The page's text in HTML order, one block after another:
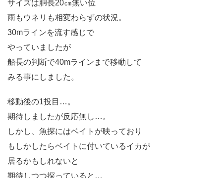
サイズは胴長20㎝無い位
雨もウネリも相変わらずの状況。
30mラインを流す感じで
やっていましたが
船長の判断で40mラインまで移動して
みる事にしました。
移動後の1投目…。
期待しましたが反応無し…。
しかし、魚探にはベイトが映っており
もしかしたらベイトに付いているイカが
居るかもしれないと
期待しつつ探っていると…